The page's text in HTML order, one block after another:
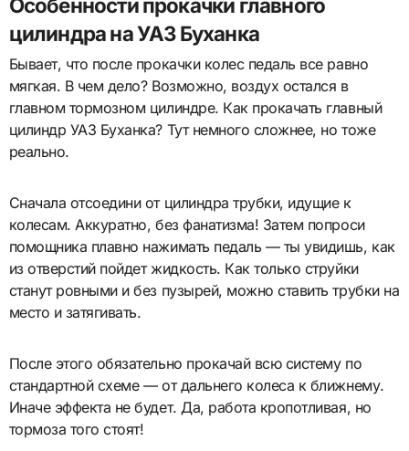
цилиндра на УАЗ Буханка
Бывает, что после прокачки колес педаль все равно
мягкая. В чем дело? Возможно, воздух остался в
главном тормозном цилиндре. Как прокачать главный
цилиндр УАЗ Буханка? Тут немного сложнее, но тоже
реально.
Сначала отсоедини от цилиндра трубки, идущие к
колесам. Аккуратно, без фанатизма! Затем попроси
помощника плавно нажимать педаль — ты увидишь, как
из отверстий пойдет жидкость. Как только струйки
станут ровными и без пузырей, можно ставить трубки на
место и затягивать.
После этого обязательно прокачай всю систему по
стандартной схеме — от дальнего колеса к ближнему.
Иначе эффекта не будет. Да, работа кропотливая, но
тормоза того стоят!